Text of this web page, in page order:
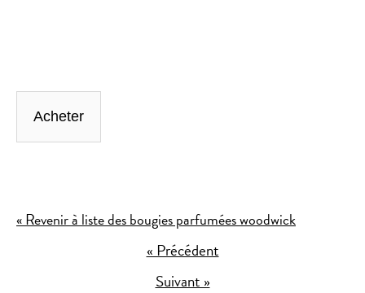
Acheter
« Revenir à liste des bougies parfumées woodwick
« Précédent
Suivant »